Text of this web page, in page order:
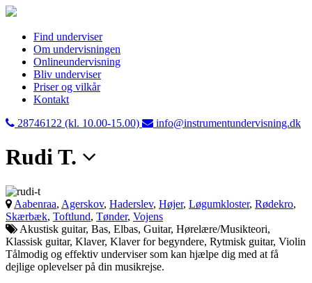
Find underviser
Om undervisningen
Onlineundervisning
Bliv underviser
Priser og vilkår
Kontakt
28746122 (kl. 10.00-15.00)
info@instrumentundervisning.dk
Rudi T.
Aabenraa, Agerskov, Haderslev, Højer, Løgumkloster, Rødekro,
Skærbæk, Toftlund, Tønder, Vojens
Akustisk guitar, Bas, Elbas, Guitar, Hørelære/Musikteori,
Klassisk guitar, Klaver, Klaver for begyndere, Rytmisk guitar, Violin
Tålmodig og effektiv underviser som kan hjælpe dig med at få
dejlige oplevelser på din musikrejse.